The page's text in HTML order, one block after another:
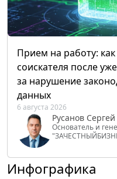
Прием на работу:
соискателя после
за нарушение
данных
6 августа 2026
Русанов Сергей
Основатель и
Инфографика